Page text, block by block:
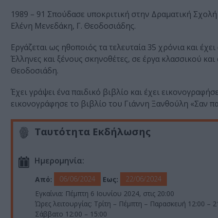
1989 – 91 Σπούδασε υποκριτική στην Δραματική
Ελένη Μενεδάκη, Γ. Θεοδοσιάδης.
Εργάζεται ως ηθοποιός τα τελευταία 35 χρόνια και
Έλληνες και ξένους σκηνοθέτες, σε έργα κλασσικού
Θεοδοσιάδη.
Έχει γράψει ένα παιδικό βιβλίο και έχει
εικονογράφησε το βιβλίο του Γιάννη Ξανθούλη «Σαν
Ταυτότητα Εκδήλωσης
Ημερομηνία:
Από: 06/06/2024 Εως:
22/06/2024
Εγκαίνια: Πέμπτη 6 Ιουνίου 2024, στις 20:00
Ώρες λειτουργίας: Τρίτη – Πέμπτη – Παρασκευή 12:00 –
Σάββατο 12:00 – 15:00